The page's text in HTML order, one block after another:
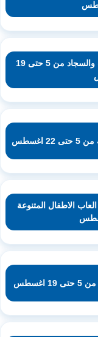
عروض ايه اند اتش على الاثاث والسجاد من 5 حتى 19
الاطفال المتنوعة